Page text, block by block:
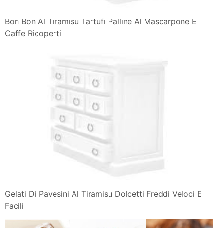
Bon Bon Al Tiramisu Tartufi Palline Al Mascarpone E
Caffe Ricoperti
Gelati Di Pavesini Al Tiramisu Dolcetti Freddi Veloci E
Facili